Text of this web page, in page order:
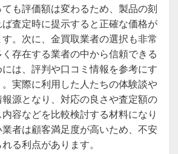
も評価額は変わるため、製品の刻
査定時に提示すると正確な価格が
。次に、金買取業者の選択も非常
存在する業者の中から信頼できる
は、評判や口コミ情報を参考にす
実際に利用した人たちの体験談や
源となり、対応の良さや査定額の
容などを比較検討する材料になり
者は顧客満足度が高いため、不安
る利点があります。